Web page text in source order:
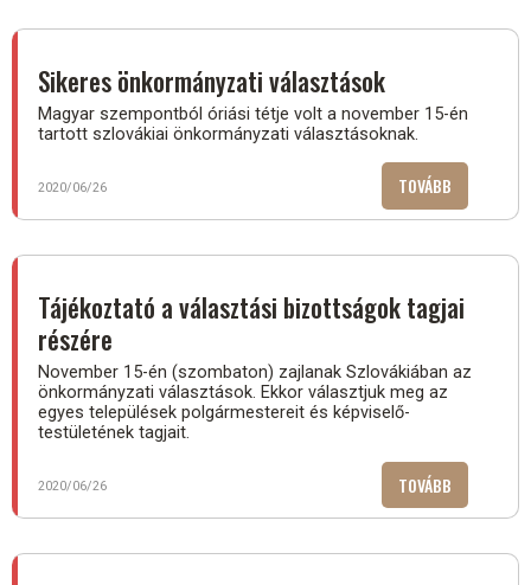
SZLOVÁKIA
KÖVETKEZŐ
ÉVBEN?)
Sikeres önkormányzati választások
Magyar szempontból óriási tétje volt a november 15-én
tartott szlovákiai önkormányzati választásoknak.
2020/06/26 TOVÁBB
Tájékoztató a választási bizottságok tagjai
részére
November 15-én (szombaton) zajlanak Szlovákiában az
önkormányzati választások. Ekkor választjuk meg az
egyes települések polgármestereit és képviselő-
testületének tagjait.
2020/06/26 TOVÁBB
A